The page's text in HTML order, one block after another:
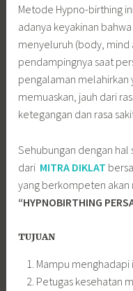
Metode Hypno-birthing
adanya keyakinan
menyeluruh (body, mind
pendampingnya saat
pengalaman melahirkan
memuaskan, jauh dari
ketegangan dan rasa
Sehubungan dengan hal
dari MITRA DIKLAT
yang berkompeten akan
“HYPNOBIRTHING
TUJUAN
Mampu
Petugas kesehatan